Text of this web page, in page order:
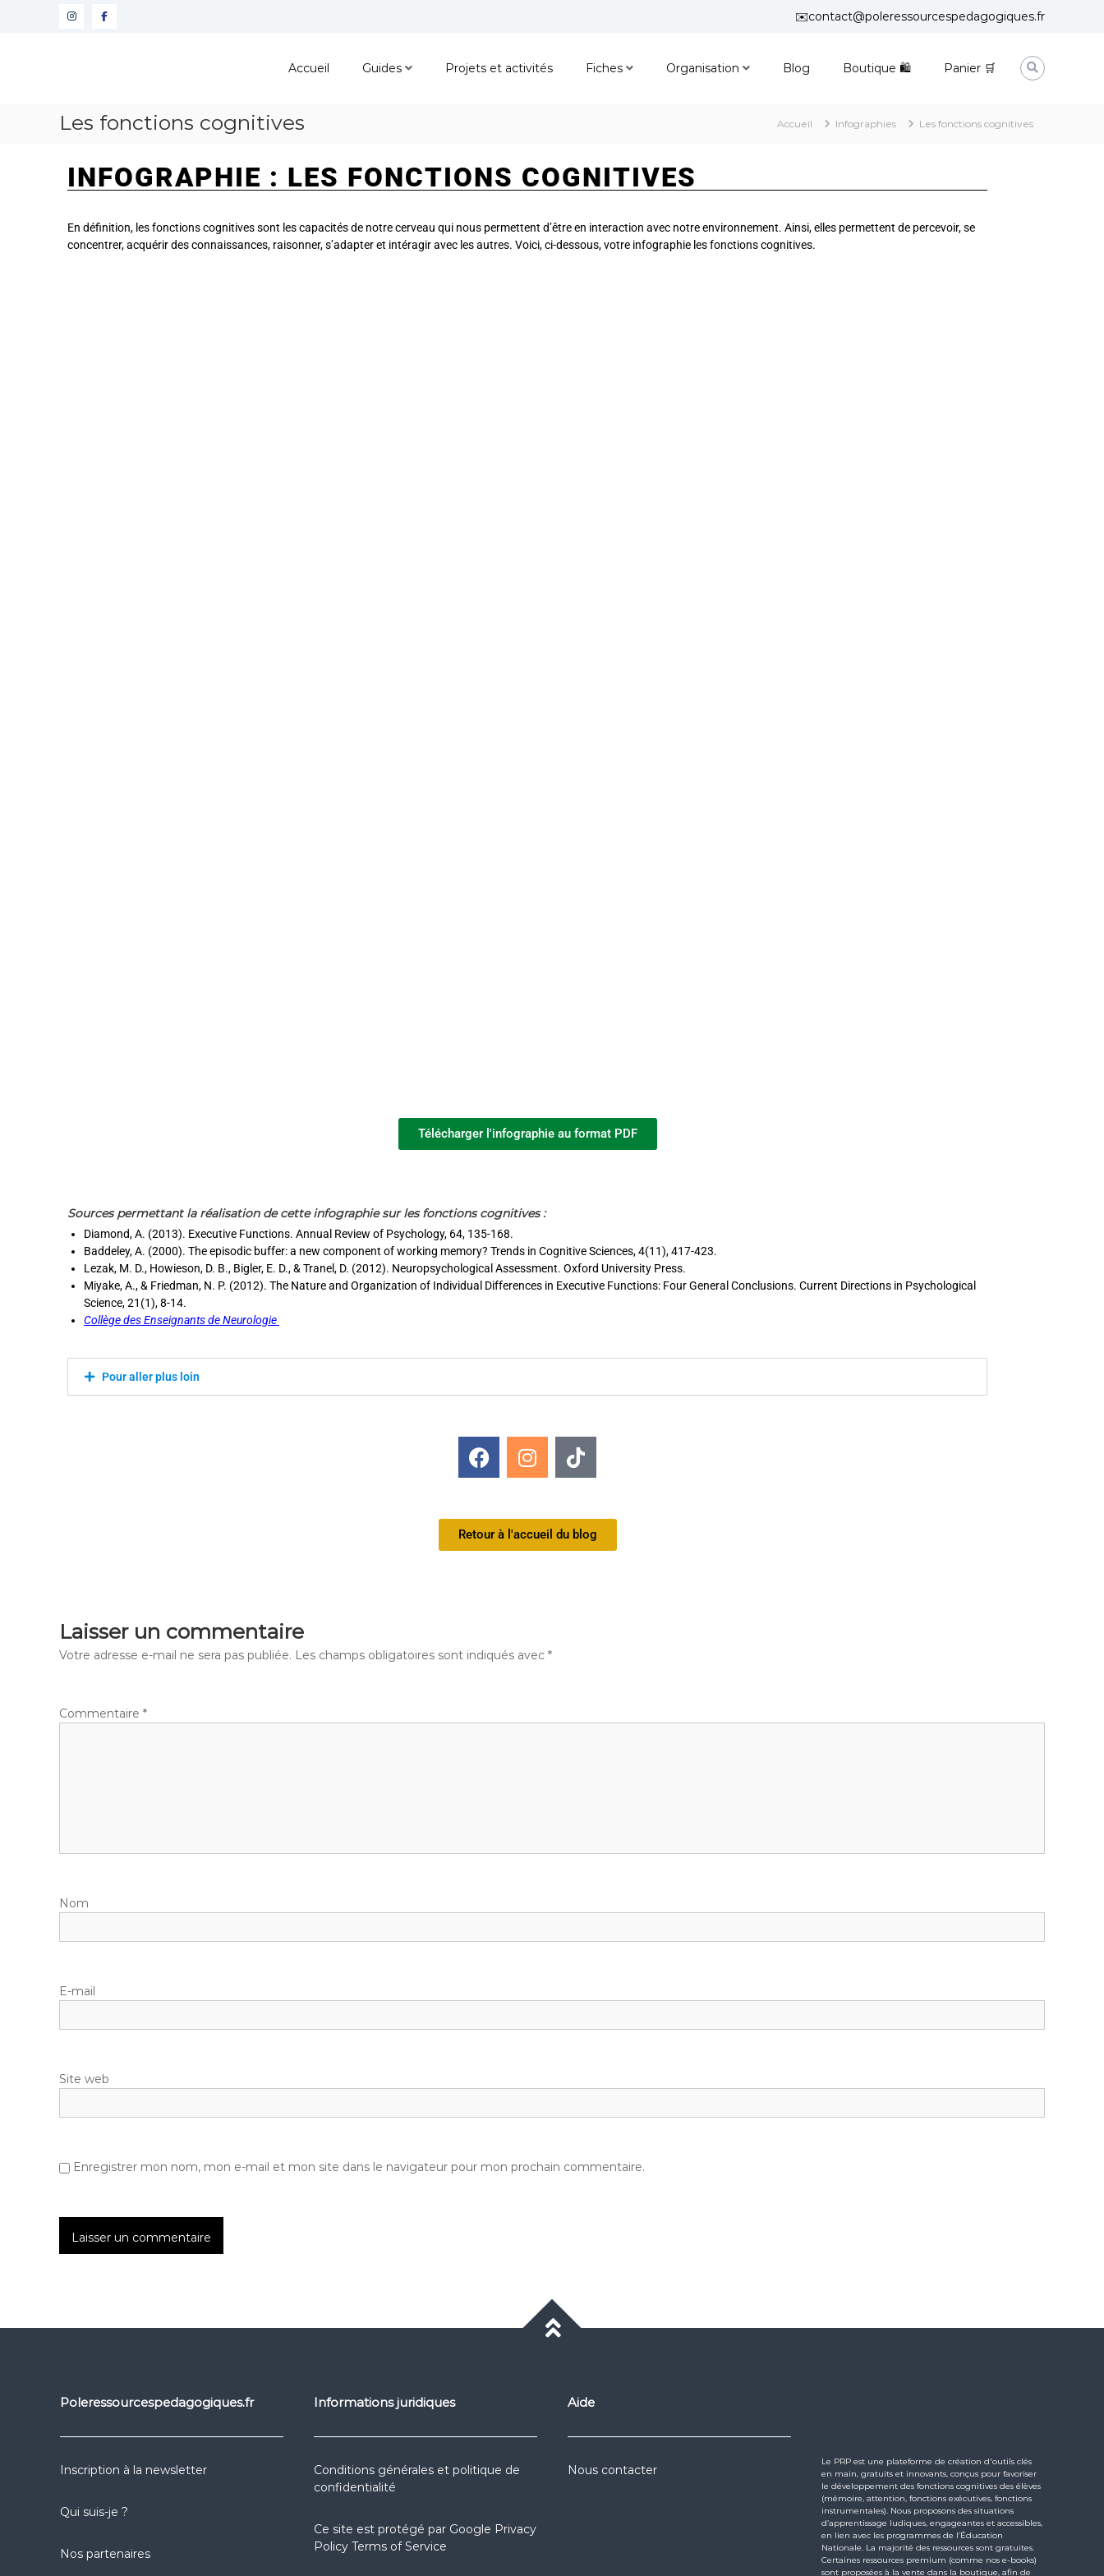
✉️contact@poleressourcespedagogiques.fr
les
de
vos
Accueil Guides Projets et activités Fiches Organisation Blog Boutique 🛍 Panier 🛒
Les fonctions cognitives Accueil Infographies Les fonctions cognitives
INFOGRAPHIE : LES FONCTIONS COGNITIVES
En définition, les fonctions cognitives sont les capacités de notre cerveau qui nous permettent d’être en interaction avec notre environnement. Ainsi, elles permettent de percevoir, se
concentrer, acquérir des connaissances, raisonner, s’adapter et intéragir avec les autres. Voici, ci-dessous, votre infographie les fonctions cognitives.
Télécharger l'infographie au format PDF
Sources permettant la réalisation de cette infographie sur les fonctions cognitives :
Diamond, A. (2013). Executive Functions. Annual Review of Psychology, 64, 135-168.
Baddeley, A. (2000). The episodic buffer: a new component of working memory? Trends in Cognitive Sciences, 4(11), 417-423.
Lezak, M. D., Howieson, D. B., Bigler, E. D., & Tranel, D. (2012). Neuropsychological Assessment. Oxford University Press.
Miyake, A., & Friedman, N. P. (2012). The Nature and Organization of Individual Differences in Executive Functions: Four General Conclusions. Current Directions in Psychological
Science, 21(1), 8-14.
Collège des Enseignants de Neurologie
Pour aller plus loin
Retour à l'accueil du blog
Laisser un commentaire
Votre adresse e-mail ne sera pas publiée. Les champs obligatoires sont indiqués avec *
Commentaire *
Nom
E-mail
Site web
Enregistrer mon nom, mon e-mail et mon site dans le navigateur pour mon prochain commentaire.
Poleressourcespedagogiques.fr
Inscription à la newsletter
Qui suis-je ?
Nos partenaires
Informations juridiques
Conditions générales et politique de
confidentialité
Ce site est protégé par Google Privacy
Policy Terms of Service
Aide
Nous contacter
Le PRP est une plateforme de création d'outils clés
en main, gratuits et innovants, conçus pour favoriser
le développement des fonctions cognitives des élèves
(mémoire, attention, fonctions exécutives, fonctions
instrumentales). Nous proposons des situations
d’apprentissage ludiques, engageantes et accessibles,
en lien avec les programmes de l’Éducation
Nationale. La majorité des ressources sont gratuites.
Certaines ressources premium (comme nos e-books)
sont proposées à la vente dans la boutique, afin de